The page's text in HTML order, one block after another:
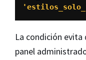
La condición
panel